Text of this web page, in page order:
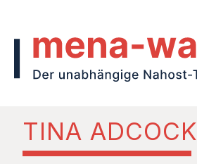
TINA ADCOCK